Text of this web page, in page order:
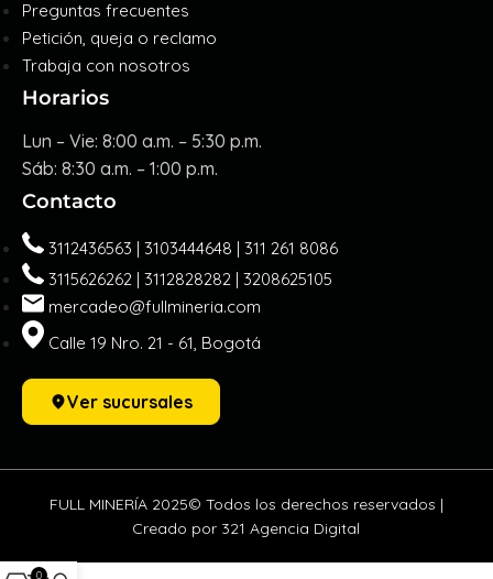
Preguntas frecuentes
Petición, queja o reclamo
Trabaja con nosotros
Horarios
Lun – Vie: 8:00 a.m. – 5:30 p.m.
Sáb: 8:30 a.m. – 1:00 p.m.
Contacto
3112436563 | 3103444648 | 311 261 8086
3115626262 | 3112828282 | 3208625105
mercadeo@fullmineria.com
Calle 19 Nro. 21 - 61, Bogotá
Ver sucursales
FULL MINERÍA 2025© Todos los derechos reservados |
Creado por 321 Agencia Digital
0